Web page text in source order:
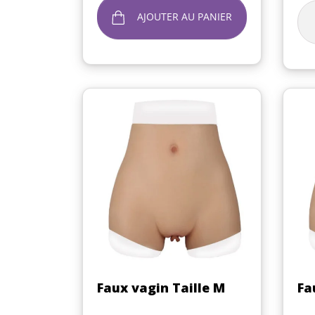
AJOUTER AU PANIER
Aperçu rapide
Faux vagin Taille M